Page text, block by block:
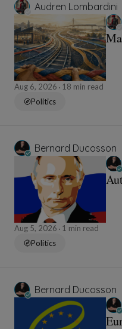
Audren Lombardini
Aug 6, 2026
18 min read
Politics
Bernard Ducosson
Aug 5, 2026
1 min read
Politics
Bernard Ducosson